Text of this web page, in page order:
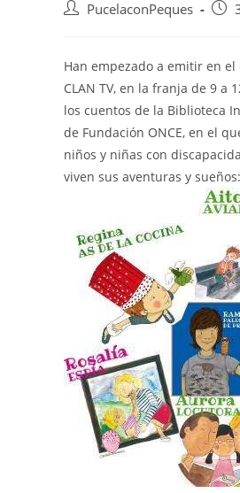
PucelaconPeques
Han empezado a emitir en el
CLAN TV, en la franja de 9 a
los cuentos de la Biblioteca
de Fundación ONCE, en el
niños y niñas con
viven sus aventuras y sueños: